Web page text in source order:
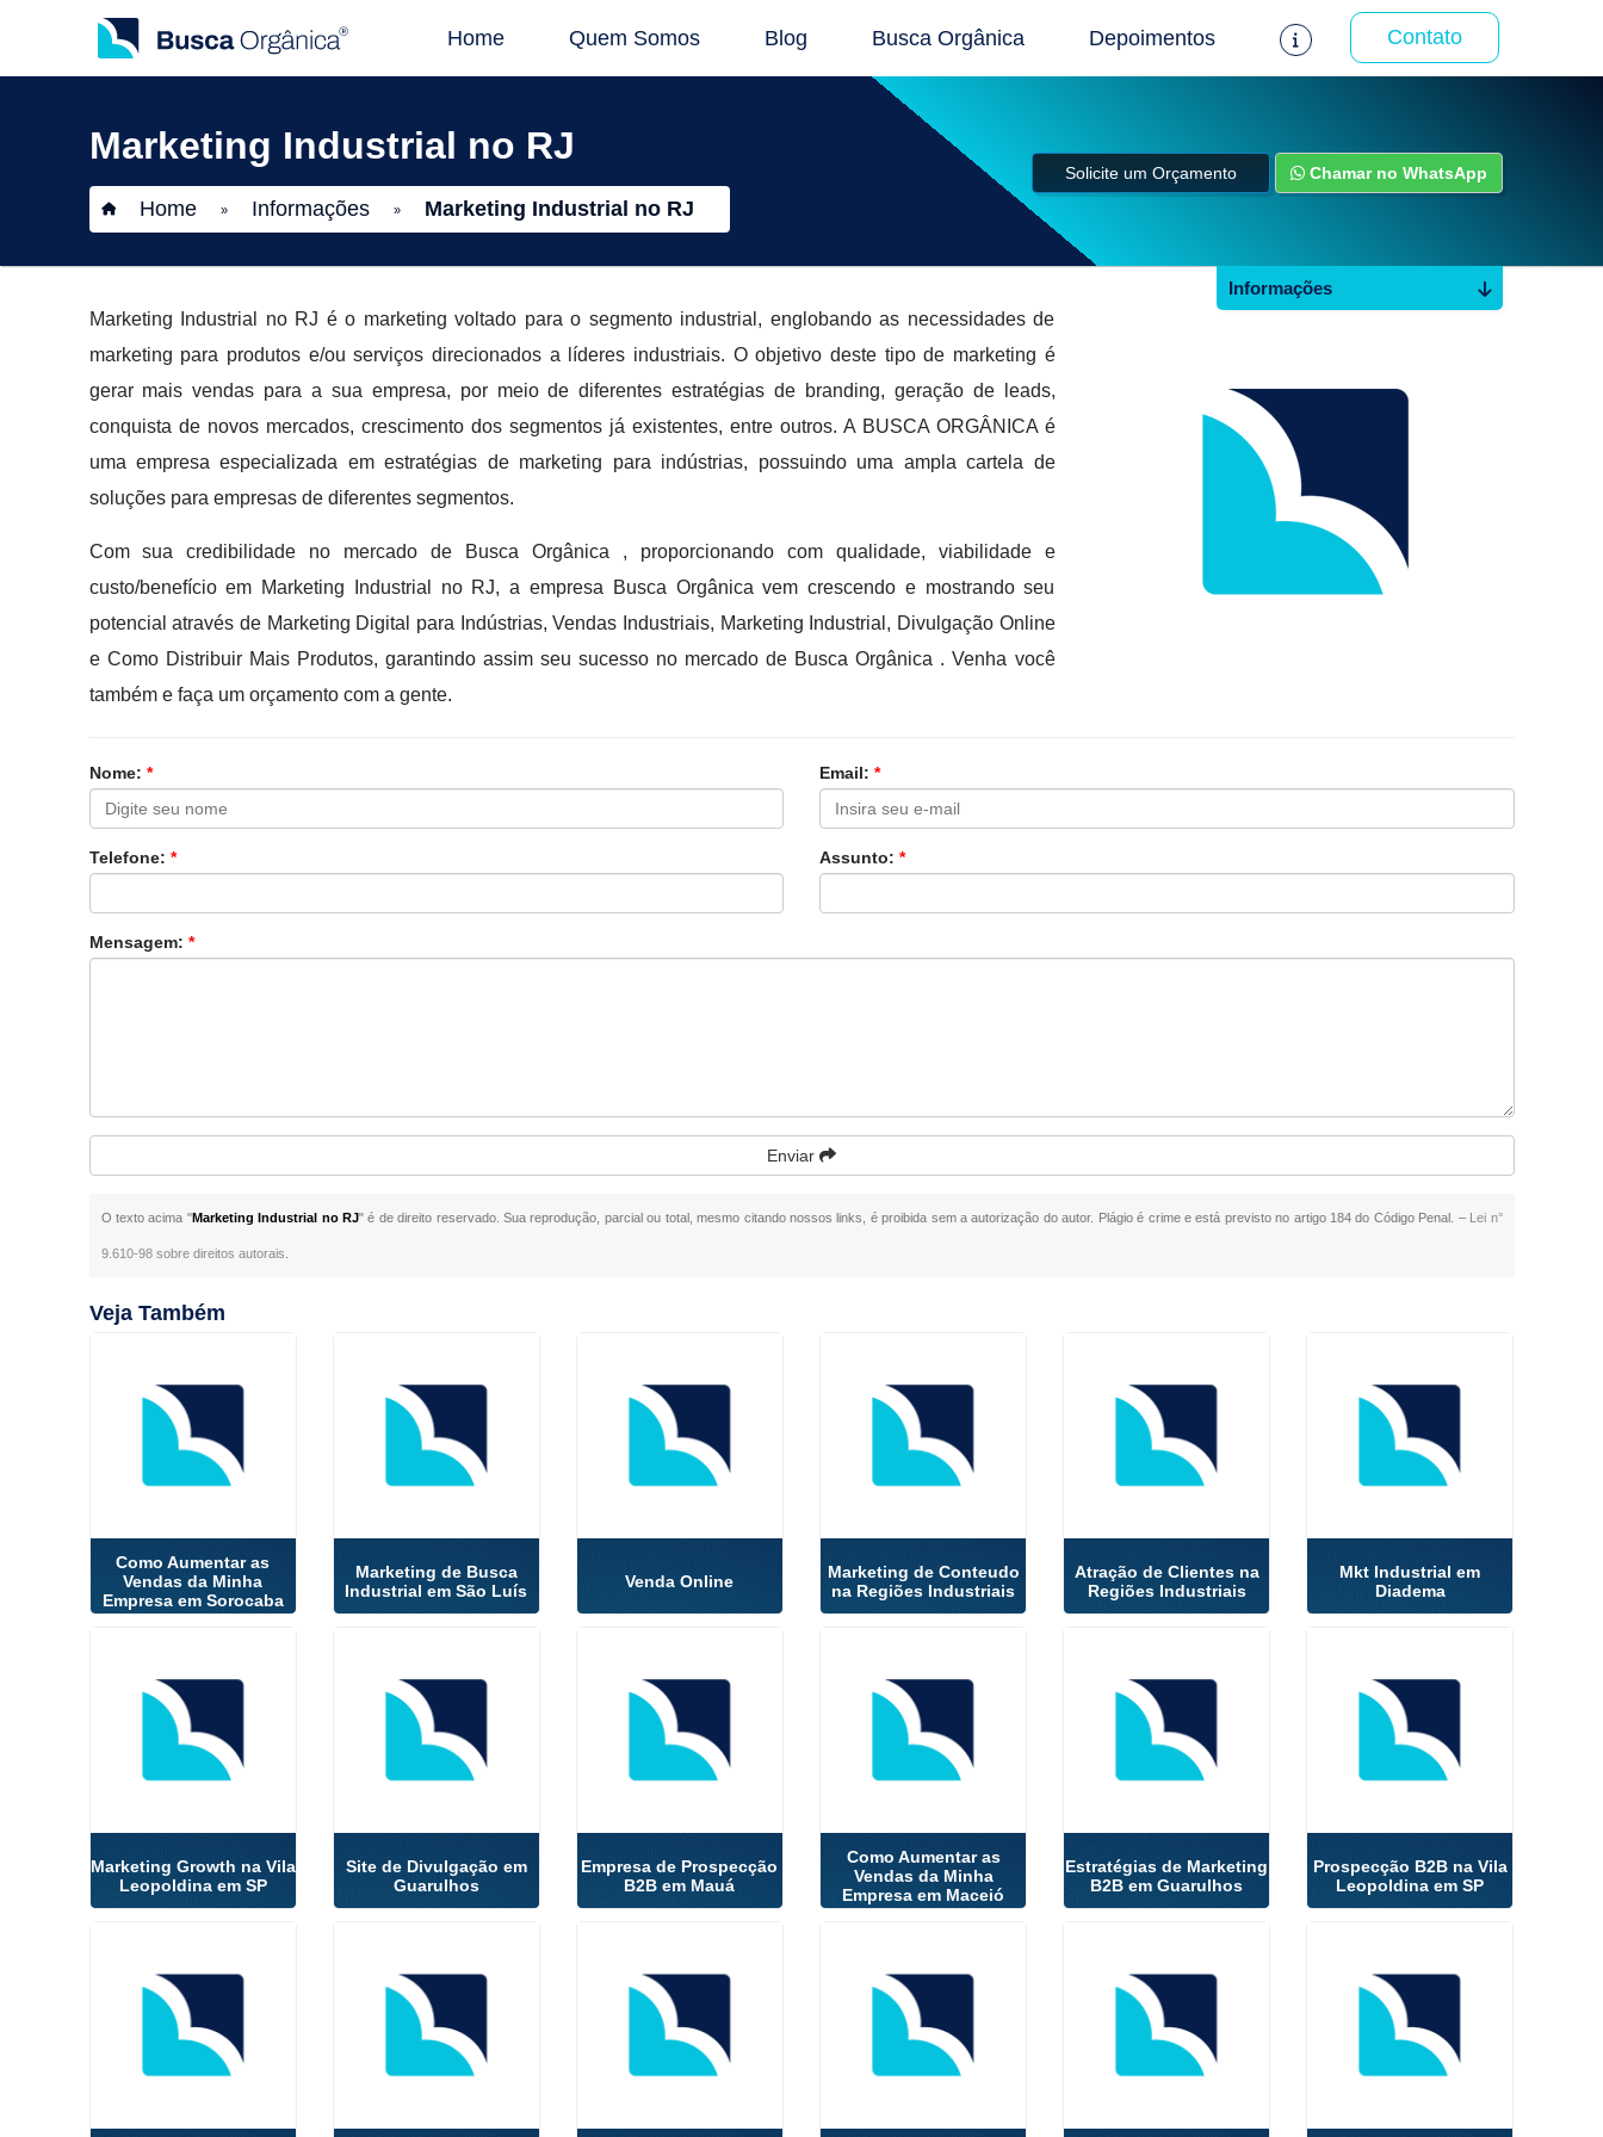
Home Quem Somos Blog Busca Orgânica Depoimentos Contato
Marketing Industrial no RJ
Home » Informações » Marketing Industrial no RJ
Solicite um Orçamento Chamar no WhatsApp
Marketing Industrial no RJ é o marketing voltado para o segmento industrial, englobando as necessidades de
marketing para produtos e/ou serviços direcionados a líderes industriais. O objetivo deste tipo de marketing é
gerar mais vendas para a sua empresa, por meio de diferentes estratégias de branding, geração de leads,
conquista de novos mercados, crescimento dos segmentos já existentes, entre outros. A BUSCA ORGÂNICA é
uma empresa especializada em estratégias de marketing para indústrias, possuindo uma ampla cartela de
soluções para empresas de diferentes segmentos.
Com sua credibilidade no mercado de Busca Orgânica , proporcionando com qualidade, viabilidade e
custo/benefício em Marketing Industrial no RJ, a empresa Busca Orgânica vem crescendo e mostrando seu
potencial através de Marketing Digital para Indústrias, Vendas Industriais, Marketing Industrial, Divulgação Online
e Como Distribuir Mais Produtos, garantindo assim seu sucesso no mercado de Busca Orgânica . Venha você
também e faça um orçamento com a gente.
Nome: * Email: *
Telefone: * Assunto: *
Mensagem: *
Enviar
O texto acima "Marketing Industrial no RJ" é de direito reservado. Sua reprodução, parcial ou total, mesmo citando nossos links, é proibida sem a autorização do autor. Plágio é crime e está previsto no artigo 184 do Código Penal. – Lei n°
9.610-98 sobre direitos autorais
Informações
Veja Também
Como Aumentar as
Vendas da Minha
Empresa em Sorocaba
Marketing de Busca
Industrial em São Luís
Venda Online
Marketing de Conteudo
na Regiões Industriais
Atração de Clientes na
Regiões Industriais
Mkt Industrial em
Diadema
Marketing Growth na Vila
Leopoldina em SP
Site de Divulgação em
Guarulhos
Empresa de Prospecção
B2B em Mauá
Como Aumentar as
Vendas da Minha
Empresa em Maceió
Estratégias de Marketing
B2B em Guarulhos
Prospecção B2B na Vila
Leopoldina em SP